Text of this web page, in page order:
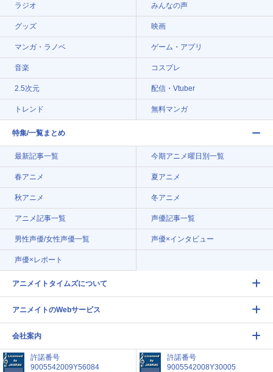
ラジオ みんなの声
グッズ 映画
マンガ・ラノベ ゲーム・アプリ
音楽 コスプレ
2.5次元 配信・Vtuber
トレンド 無料マンガ
特集/一覧まとめ
最新記事一覧 今期アニメ曜日別一覧
春アニメ 夏アニメ
秋アニメ 冬アニメ
アニメ記事一覧 声優記事一覧
男性声優/女性声優一覧 声優×インタビュー
声優×レポート
アニメイトタイムズについて
アニメイトのWebサービス
会社案内
許諾番号
9005542009Y56084
許諾番号
9005542008Y30005